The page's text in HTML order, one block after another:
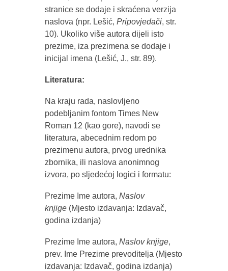
stranice se dodaje i skraćena verzija
naslova (npr. Lešić, Pripovjedači, str.
10). Ukoliko više autora dijeli isto
prezime, iza prezimena se dodaje i
inicijal imena (Lešić, J., str. 89).
Literatura:
Na kraju rada, naslovljeno
podebljanim fontom Times New
Roman 12 (kao gore), navodi se
literatura, abecednim redom po
prezimenu autora, prvog urednika
zbornika, ili naslova anonimnog
izvora, po sljedećoj logici i formatu:
Prezime Ime autora, Naslov
knjige (Mjesto izdavanja: Izdavač,
godina izdanja)
Prezime Ime autora, Naslov knjige,
prev. Ime Prezime prevoditelja (Mjesto
izdavanja: Izdavač, godina izdanja)